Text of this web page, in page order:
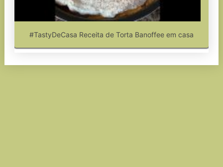
#TastyDeCasa Receita de Torta Banoffee em casa